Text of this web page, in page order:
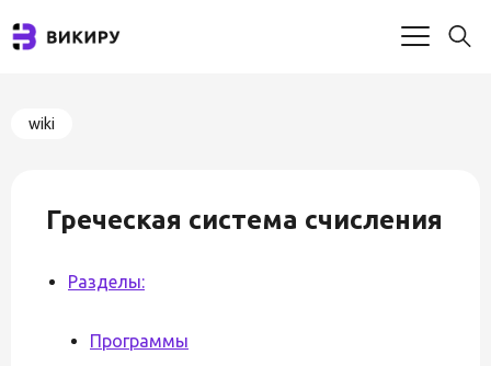
wiki
Греческая система счисления
Разделы:
Программы